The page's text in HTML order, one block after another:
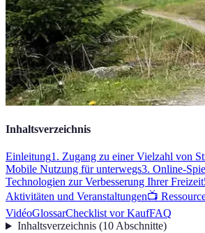
Inhaltsverzeichnis
Einleitung1. Zugang zu einer Vielzahl von
Mobile Nutzung für unterwegs3. Online-
Technologien zur Verbesserung Ihrer Freizeit
Aktivitäten und Veranstaltungen📺
VidéoGlossarChecklist vor KaufFAQ
Inhaltsverzeichnis(10Abschnitte)